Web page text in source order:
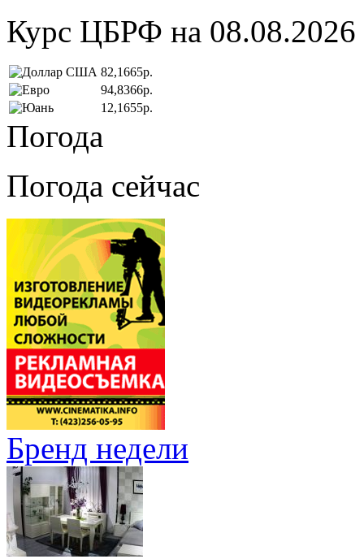
Курс ЦБРФ на 08.08.2026
82,1665р.
94,8366р.
12,1655р.
Погода
Погода сейчас
Бренд недели